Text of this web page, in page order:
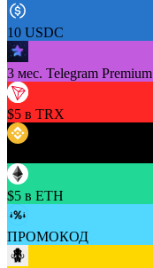
10 USDC
3 мес. Telegram Premium
$5 в TRX
$5 в ETH
ПРОМОКОД